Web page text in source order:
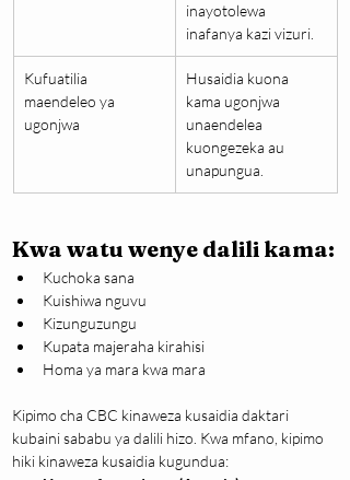
inayotolewa
inafanya kazi vizuri.
Kufuatilia
maendeleo ya
ugonjwa
Husaidia kuona
kama ugonjwa
unaendelea
kuongezeka au
unapungua.
Kwa watu wenye dalili kama:
Kuchoka sana
Kuishiwa nguvu
Kizunguzungu
Kupata majeraha kirahisi
Homa ya mara kwa mara
Kipimo cha CBC kinaweza kusaidia daktari
kubaini sababu ya dalili hizo. Kwa mfano, kipimo
hiki kinaweza kusaidia kugundua: